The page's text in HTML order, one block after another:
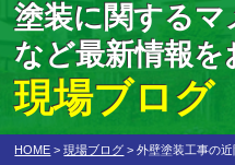
塗装に関する
など最新情報を
現場ブログ
HOME >現場ブログ >外壁塗装工事の